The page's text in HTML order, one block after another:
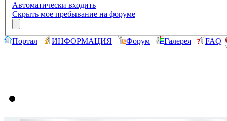
Автоматически входить
Скрыть мое пребывание на форуме
Портал ИНФОРМАЦИЯ Форум Галерея FAQ